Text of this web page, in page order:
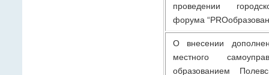
проведении
форума
О внесении
местного
образованием